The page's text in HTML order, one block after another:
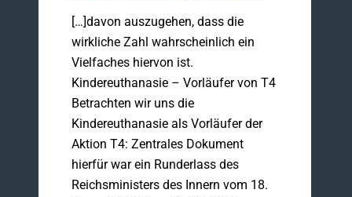
[…]davon auszugehen, dass die
wirkliche Zahl wahrscheinlich ein
Vielfaches hiervon ist.
Kindereuthanasie – Vorläufer von T4
Betrachten wir uns die
Kindereuthanasie als Vorläufer der
Aktion T4: Zentrales Dokument
hierfür war ein Runderlass des
Reichsministers des Innern vom 18.